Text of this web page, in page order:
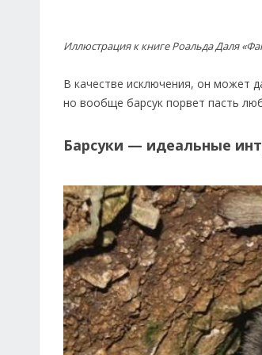
Иллюстрация к книге Роальда Даля
В качестве исключения, он может
но вообще барсук порвет пасть
Барсуки — идеальные